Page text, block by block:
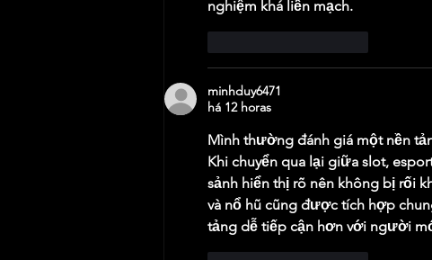
nghiệm khá liền mạch.
minhduy6471
há 12 horas
Mình thường đánh giá một nền
Khi chuyển qua lại giữa slot,
sảnh hiển thị rõ nên không bị rối
và nổ hũ cũng được tích hợp
tảng dễ tiếp cận hơn với người